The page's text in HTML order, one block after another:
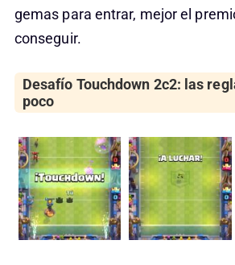
gemas para entrar, mejor el
conseguir.
Desafío Touchdown 2c2: las
poco